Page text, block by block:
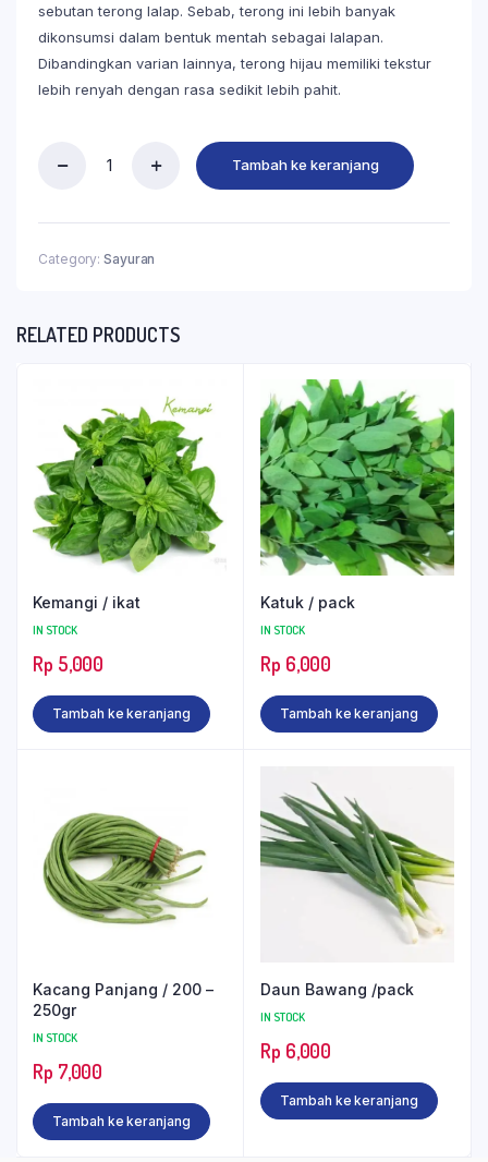
sebutan terong lalap. Sebab, terong ini lebih banyak
dikonsumsi dalam bentuk mentah sebagai lalapan.
Dibandingkan varian lainnya, terong hijau memiliki tekstur
lebih renyah dengan rasa sedikit lebih pahit.
Tambah ke keranjang
Category: Sayuran
RELATED PRODUCTS
Kemangi / ikat
IN STOCK
Rp 5,000
Tambah ke keranjang
Katuk / pack
IN STOCK
Rp 6,000
Tambah ke keranjang
Kacang Panjang / 200 –
250gr
IN STOCK
Rp 7,000
Tambah ke keranjang
Daun Bawang /pack
IN STOCK
Rp 6,000
Tambah ke keranjang